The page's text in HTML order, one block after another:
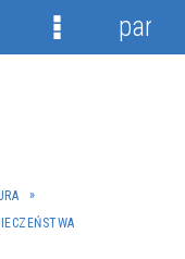
Menu
panel